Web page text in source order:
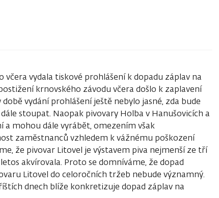
včera vydala tiskové prohlášení k dopadu záplav na
krnovského závodu včera došlo k zaplavení
vydání prohlášení ještě nebylo jasné, zda bude
stoupat. Naopak pivovary Holba v Hanušovicích a
a mohou dále vyrábět, omezením však
zaměstnanců vzhledem k vážnému poškození
že pivovar Litovel je výstavem piva nejmenší ze tří
akvírovala. Proto se domníváme, že dopad
Litovel do celoročních tržeb nebude významný.
dnech blíže konkretizuje dopad záplav na